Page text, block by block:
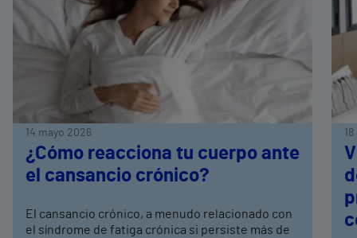
14 mayo 2026
¿Cómo reacciona tu cuerpo ante
el cansancio crónico?
El cansancio crónico, a menudo relacionado con
el síndrome de fatiga crónica si persiste más de